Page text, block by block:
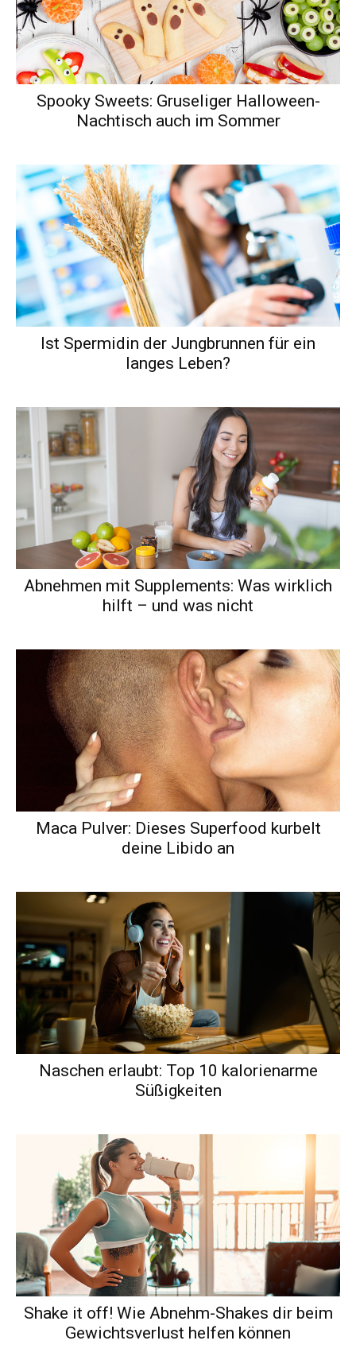
Spooky Sweets: Gruseliger Halloween-
Nachtisch auch im Sommer
Ist Spermidin der Jungbrunnen für ein
langes Leben?
Abnehmen mit Supplements: Was wirklich
hilft – und was nicht
Maca Pulver: Dieses Superfood kurbelt
deine Libido an
Naschen erlaubt: Top 10 kalorienarme
Süßigkeiten
Shake it off! Wie Abnehm-Shakes dir beim
Gewichtsverlust helfen können